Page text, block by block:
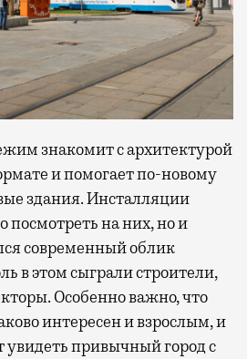
знакомит с архитектурой
и помогает по-новому
здания. Инсталляции
посмотреть на них, но и
современный облик
в этом сыграли строители,
Особенно важно, что
интересен и взрослым, и
увидеть привычный город с